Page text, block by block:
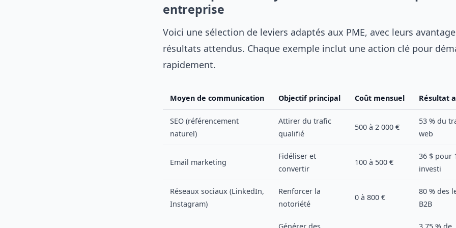
entreprise
Voici une sélection de leviers adaptés aux PME, avec leurs
résultats attendus. Chaque exemple inclut une action clé pour
rapidement.
Moyen de communication Objectif principal Coût mensuel Résultat
SEO (référencement
naturel)
Attirer du trafic
qualifié
500 à 2 000 €
53 % du
web
Email marketing
Fidéliser et
convertir
100 à 500 €
36 $ pour
investi
Réseaux sociaux (LinkedIn,
Instagram)
Renforcer la
notoriété
0 à 800 €
80 % des
B2B
Générer des 3,75 % de